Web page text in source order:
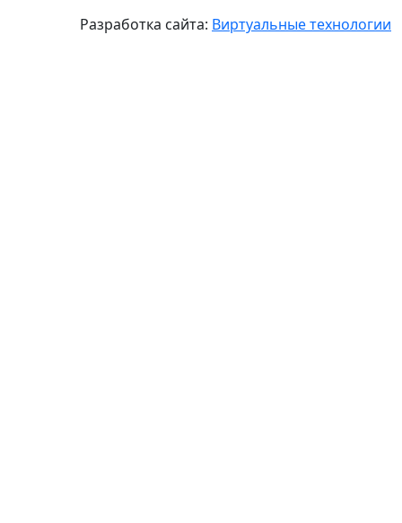
Разработка сайта: Виртуальные технологии